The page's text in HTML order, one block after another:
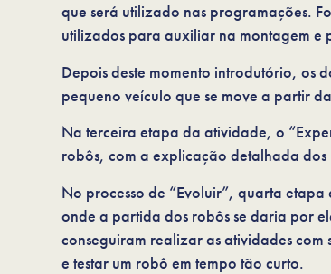
que será utilizado nas programações.
utilizados para auxiliar na montagem e
Depois deste momento introdutório, os
pequeno veículo que se move a partir
Na terceira etapa da atividade, o
robôs, com a explicação detalhada
No processo de “Evoluir”, quarta
onde a partida dos robôs se daria por
conseguiram realizar as atividades
e testar um robô em tempo tão curto.